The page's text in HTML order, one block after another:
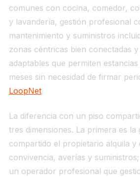
comunes con cocina, comedor,
y lavandería, gestión profesional
mantenimiento y suministros
zonas céntricas bien conectadas
adaptables que permiten
meses sin necesidad de firmar
LoopNet
La diferencia con un piso
tres dimensiones. La primera es la
compartido el propietario alquila y
convivencia, averías y
un operador profesional que